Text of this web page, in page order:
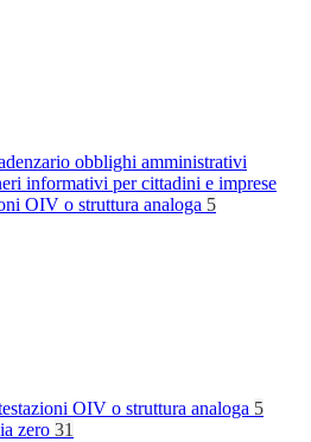
obblighi amministrativi
informativi per cittadini e imprese
OIV o struttura analoga 5
OIV o struttura analoga 5
zero 31